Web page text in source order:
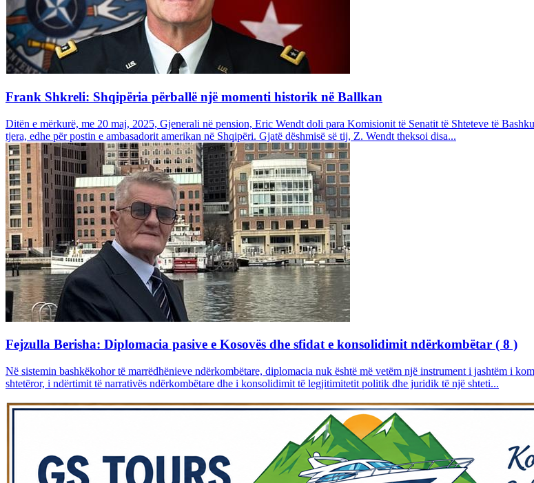
Frank Shkreli: Shqipëria përballë një momenti historik në Ballkan
Ditën e mërkurë, me 20 maj, 2025, Gjenerali në pension, Eric Wendt doli para Komisionit të Senatit të Shteteve të
tjera, edhe për postin e ambasadorit amerikan në Shqipëri. Gjatë dëshmisë së tij, Z. Wendt theksoi disa...
Fejzulla Berisha: Diplomacia pasive e Kosovës dhe sfidat e konsolidimit ndërkombëtar ( 8 )
Në sistemin bashkëkohor të marrëdhënieve ndërkombëtare, diplomacia nuk është më vetëm një instrument i jashtëm i
shtetëror, i ndërtimit të narrativës ndërkombëtare dhe i konsolidimit të legjitimitetit politik dhe juridik të një shteti...